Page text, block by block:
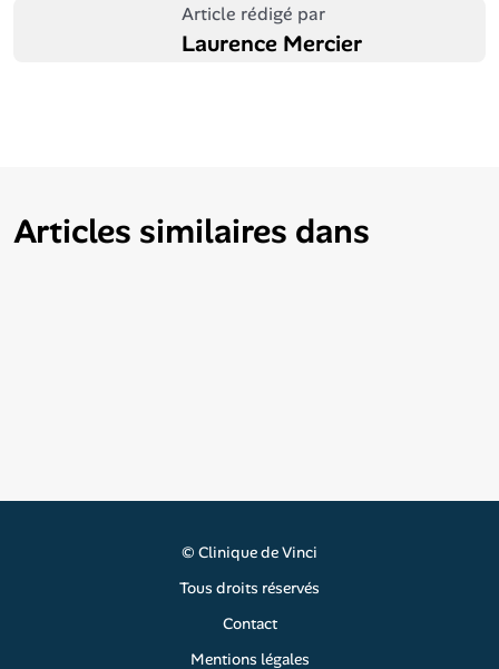
Article rédigé par
Laurence Mercier
Articles similaires dans
© Clinique de Vinci
Tous droits réservés
Contact
Mentions légales